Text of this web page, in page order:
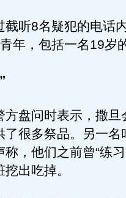
听8名疑犯的电话
年，包括一名19岁
盘问时表示，撒旦
很多祭品。另一名
，他们之前曾“练
出吃掉。